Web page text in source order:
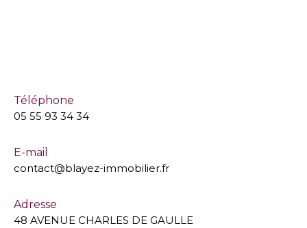
Téléphone
05 55 93 34 34
E-mail
contact@blayez-immobilier.fr
Adresse
48 AVENUE CHARLES DE GAULLE